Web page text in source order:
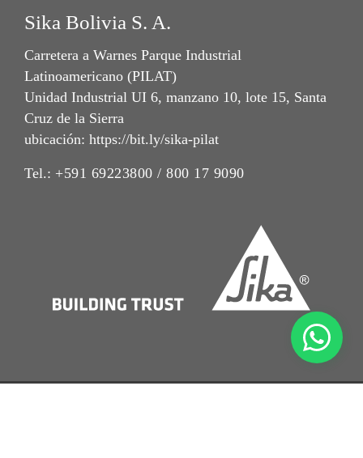
Sika Bolivia S. A.
Carretera a Warnes Parque Industrial
Latinoamericano (PILAT)
Unidad Industrial UI 6, manzano 10, lote 15, Santa
Cruz de la Sierra
ubicación: https://bit.ly/sika-pilat
Tel.: +591 69223800 / 800 17 9090